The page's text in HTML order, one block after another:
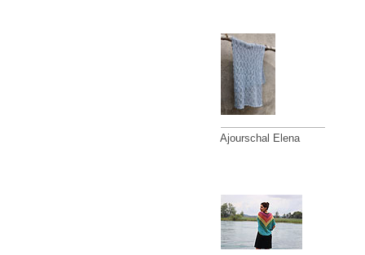
Ajourschal Elena